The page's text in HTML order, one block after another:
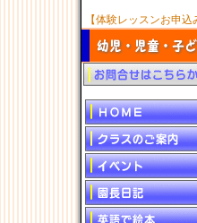
【体験レッスンお申